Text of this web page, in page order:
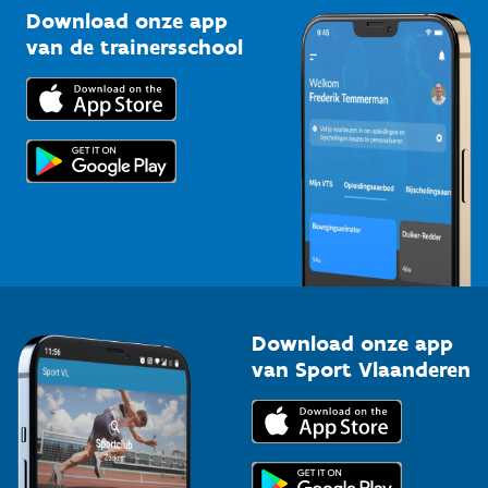
Bedrijven
Trainers en begeleiders
Topsporters
Kennisplatform
Downloads
Voor de pers
Download onze app
van de trainersschool
Download onze app
van Sport Vlaanderen